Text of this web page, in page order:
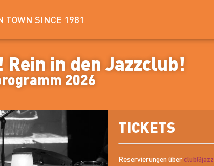
TOWN SINCE 1981
in den Jazzclub!
2026
TICKETS
Reservierungen über